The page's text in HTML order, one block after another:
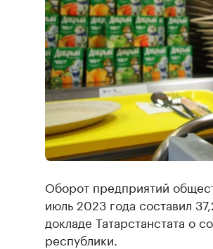
Оборот предприятий
июль 2023 года составил
докладе Татарстанстата о
республики.